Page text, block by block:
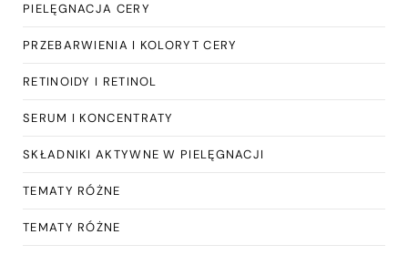
PIELĘGNACJA CERY
PRZEBARWIENIA I KOLORYT CERY
RETINOIDY I RETINOL
SERUM I KONCENTRATY
SKŁADNIKI AKTYWNE W PIELĘGNACJI
TEMATY RÓŻNE
TEMATY RÓŻNE